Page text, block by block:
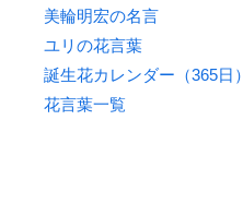
美輪明宏の名言
ユリの花言葉
誕生花カレンダー（365日）
花言葉一覧